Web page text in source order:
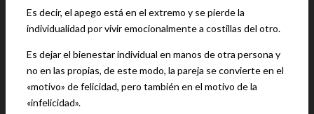
Es decir, el apego está en el extremo y se pierde la
individualidad por vivir emocionalmente a costillas del otro.
Es dejar el bienestar individual en manos de otra persona y
no en las propias, de este modo, la pareja se convierte en el
«motivo» de felicidad, pero también en el motivo de la
«infelicidad».